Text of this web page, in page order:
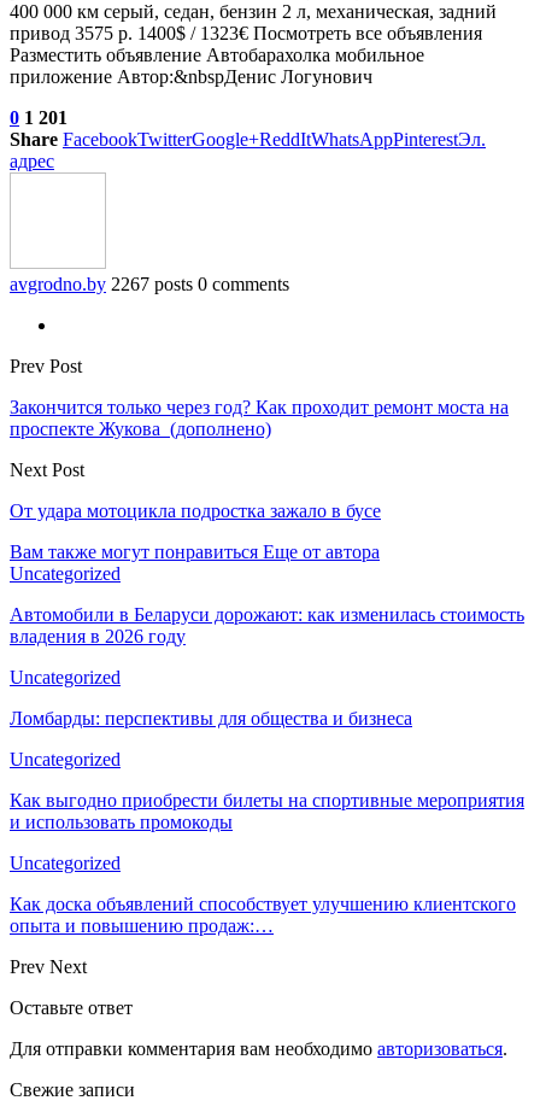
400 000 км серый, седан, бензин 2 л, механическая, задний
привод 3575 р. 1400$ / 1323€ Посмотреть все объявления
Разместить объявление Автобарахолка мобильное
приложение Автор:&nbspДенис Логунович
0 1 201
Share FacebookTwitterGoogle+ReddItWhatsAppPinterestЭл.
адрес
avgrodno.by 2267 posts 0 comments
Prev Post
Закончится только через год? Как проходит ремонт моста на
проспекте Жукова (дополнено)
Next Post
От удара мотоцикла подростка зажало в бусе
Вам также могут понравиться Еще от автора
Uncategorized
Автомобили в Беларуси дорожают: как изменилась стоимость
владения в 2026 году
Uncategorized
Ломбарды: перспективы для общества и бизнеса
Uncategorized
Как выгодно приобрести билеты на спортивные мероприятия
и использовать промокоды
Uncategorized
Как доска объявлений способствует улучшению клиентского
опыта и повышению продаж:…
Prev Next
Оставьте ответ
Для отправки комментария вам необходимо авторизоваться.
Свежие записи